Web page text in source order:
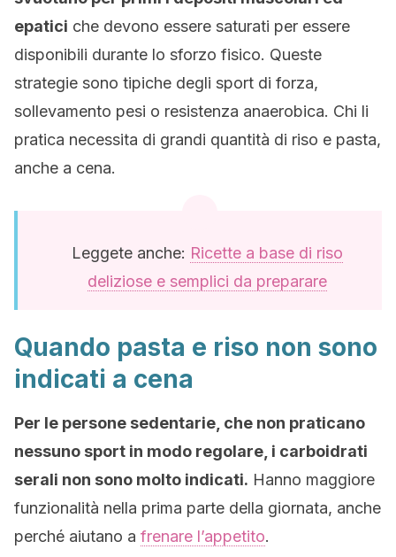
epatici che devono essere saturati per essere
disponibili durante lo sforzo fisico. Queste
strategie sono tipiche degli sport di forza,
sollevamento pesi o resistenza anaerobica. Chi li
pratica necessita di grandi quantità di riso e pasta,
anche a cena.
Leggete anche: Ricette a base di riso
deliziose e semplici da preparare
Quando pasta e riso non sono
indicati a cena
Per le persone sedentarie, che non praticano
nessuno sport in modo regolare, i carboidrati
serali non sono molto indicati. Hanno maggiore
funzionalità nella prima parte della giornata, anche
perché aiutano a frenare l’appetito.